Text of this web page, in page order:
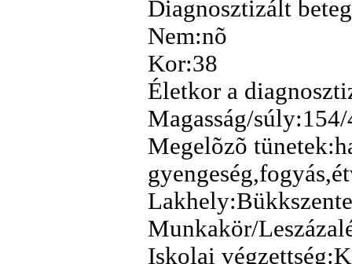
Diagnosztizált
Nem:nõ
Kor:38
Életkor a
Magasság/
Megelõzõ
Munkakör/
Iskolai